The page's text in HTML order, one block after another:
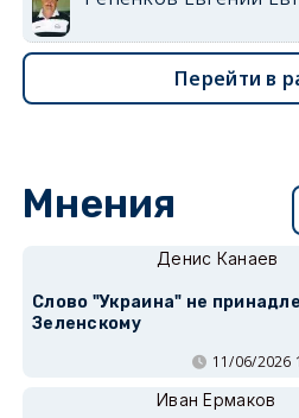
Перейти в
Мнения
Денис Канаев
Слово "Украина" не
Зеленскому
11/06/2026
Иван Ермаков